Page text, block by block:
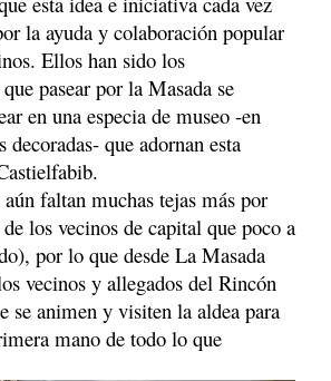
la ayuda y colaboración popular
Ellos han sido los
pasear por la Masada se
en una especia de museo -en
decoradas- que adornan esta
faltan muchas tejas más por
los vecinos de capital que poco a
por lo que desde La Masada
vecinos y allegados del Rincón
se animen y visiten la aldea para
mano de todo lo que